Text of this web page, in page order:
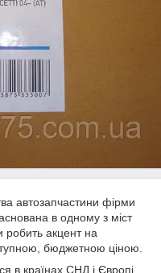
автозапчастини фірми
в одному з міст
робить акцент на
бюджетною ціною.
в країнах СНД і Європі.